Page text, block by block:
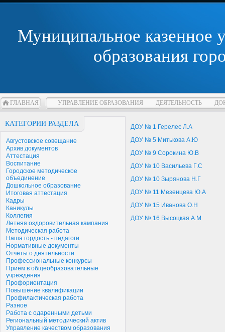
Муниципальное казенное
образования
ГЛАВНАЯ УПРАВЛЕНИЕ ОБРАЗОВАНИЯ ДЕЯТЕЛЬНОСТЬ
КАТЕГОРИИ РАЗДЕЛА
Августовское совещание
Архив документов
Аттестация
Воспитание
Городское методическое
объединение
Дошкольное образование
Итоговая аттестация
Кадры
Каникулы
Коллегия
Летняя оздоровительная кампания
Методическая работа
Наша гордость - педагоги
Нормативные документы
Отчеты о деятельности
Профессиональные конкурсы
Прием в общеобразовательные
учреждения
Профориентация
Повышение квалификации
Профилактическая работа
Разное
Работа с одаренными детьми
Региональный методический актив
Управление качеством образования
ДОУ № 1 Герелес Л.А
ДОУ № 5 Митькова А.Ю
ДОУ № 9 Сорокина Ю.В
ДОУ № 10 Васильева Г.С
ДОУ № 10 Зырянова Н.Г
ДОУ № 11 Мезенцева Ю.А
ДОУ № 15 Иванова О.Н
ДОУ № 16 Высоцкая А.М